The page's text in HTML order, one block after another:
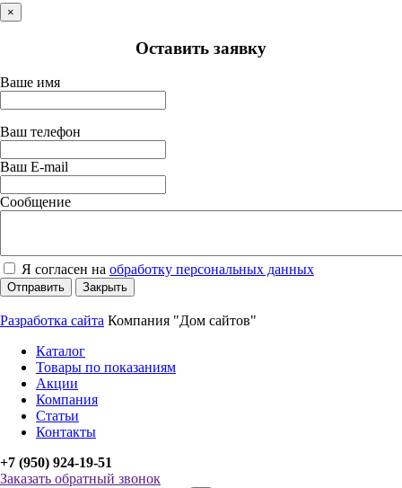
×
Оставить заявку
Ваше имя
Ваш телефон
Ваш E-mail
Сообщение
Я согласен на обработку персональных данных
Отправить Закрыть
Разработка сайта Компания "Дом сайтов"
Каталог
Товары по показаниям
Акции
Компания
Статьи
Контакты
+7 (950) 924-19-51
Заказать обратный звонок